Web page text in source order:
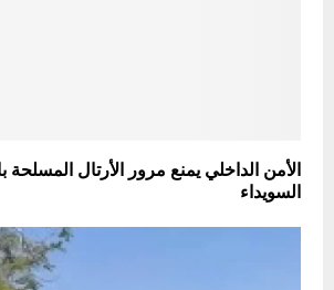
الأمن الداخلي يمنع مرور الأرتال المسلحة
السويداء